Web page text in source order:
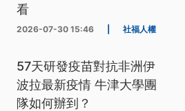
看
2026-07-30 15:46 社福人權
57天研發疫苗對抗非洲伊
波拉最新疫情 牛津大學團
隊如何辦到？